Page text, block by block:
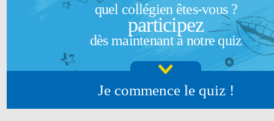
quel collégien êtes-vous ?
participez
dès maintenant à notre quiz
Je commence le quiz !